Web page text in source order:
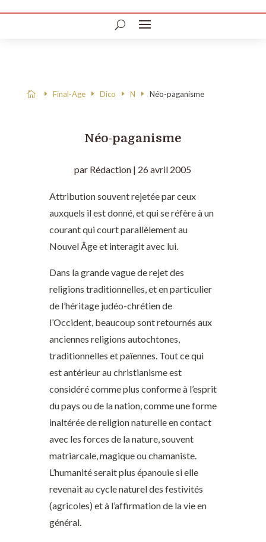
 Final-Age Dico N Néo-paganisme
Néo-paganisme
par Rédaction | 26 avril 2005
Attribution souvent rejetée par ceux
auxquels il est donné, et qui se réfère à un
courant qui court parallèlement au
Nouvel Âge et interagit avec lui.
Dans la grande vague de rejet des
religions traditionnelles, et en particulier
de l’héritage judéo-chrétien de
l’Occident, beaucoup sont retournés aux
anciennes religions autochtones,
traditionnelles et païennes. Tout ce qui
est antérieur au christianisme est
considéré comme plus conforme à l’esprit
du pays ou de la nation, comme une forme
inaltérée de religion naturelle en contact
avec les forces de la nature, souvent
matriarcale, magique ou chamaniste.
L’humanité serait plus épanouie si elle
revenait au cycle naturel des festivités
(agricoles) et à l’affirmation de la vie en
général.